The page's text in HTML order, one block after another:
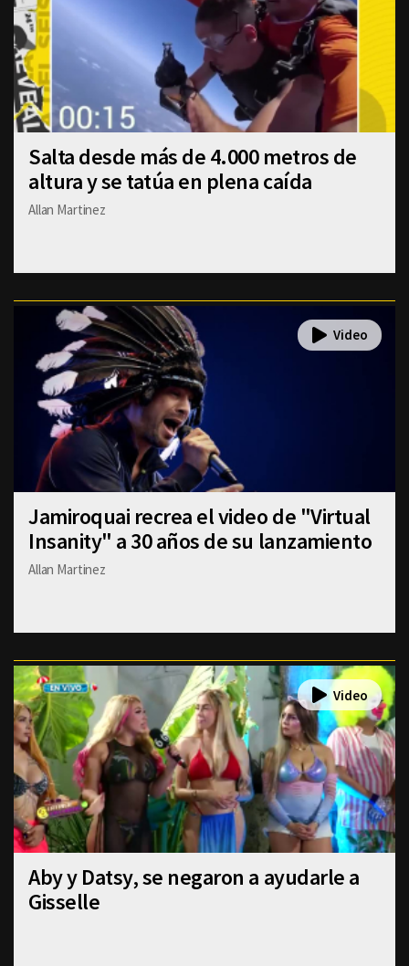
Salta desde más de 4.000 metros de
altura y se tatúa en plena caída
Allan Martinez
Jamiroquai recrea el video de "Virtual
Insanity" a 30 años de su lanzamiento
Allan Martinez
Aby y Datsy, se negaron a ayudarle a
Gisselle